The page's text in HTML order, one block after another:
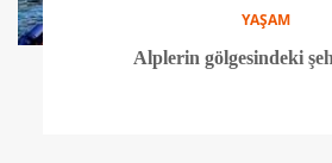
YAŞAM
Alplerin gölgesindeki